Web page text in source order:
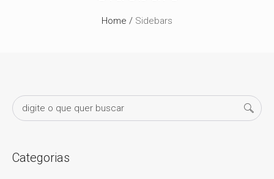
Home / Sidebars
Categorias